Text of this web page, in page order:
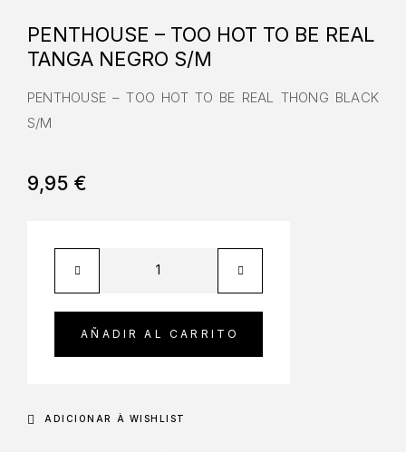
PENTHOUSE – TOO HOT TO BE REAL
TANGA NEGRO S/M
PENTHOUSE – TOO HOT TO BE REAL THONG BLACK
S/M
9,95€
AÑADIR AL CARRITO
ADICIONAR À WISHLIST